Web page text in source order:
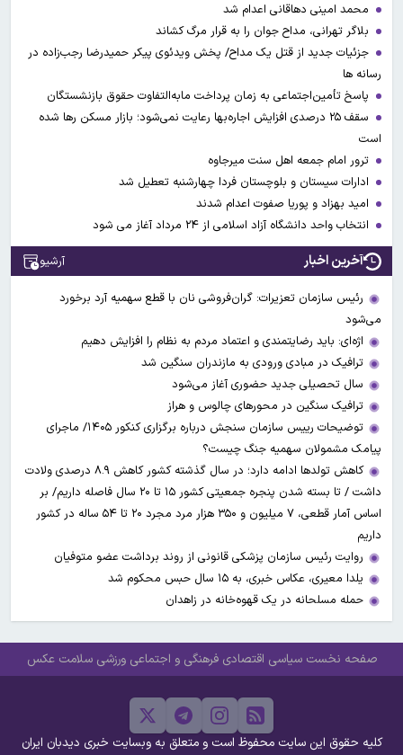
محمد امینی دهاقانی اعدام شد
بلاگر تهرانی، مداح جوان را به قرار مرگ کشاند
جزئیات جدید از قتل یک مداح/ پخش ویدئوی پیکر حمیدرضا رجب‌زاده در
رسانه ها
پاسخ تأمین‌اجتماعی به زمان پرداخت مابه‌التفاوت حقوق بازنشستگان
سقف ۲۵ درصدی افزایش اجاره‌بها رعایت نمی‌شود؛ بازار مسکن رها شده
است
ترور امام جمعه اهل سنت میرجاوه
ادارات سیستان و بلوچستان فردا چهارشنبه تعطیل شد
امید بهزاد و پوریا صفوت اعدام شدند
انتخاب واحد دانشگاه آزاد اسلامی از ۲۴ مرداد آغاز می شود
آخرین اخبار آرشیو
رئیس سازمان تعزیرات: گران‌فروشی نان با قطع سهمیه آرد برخورد
می‌شود
اژه‌ای: باید رضایتمندی و اعتماد مردم به نظام را افزایش دهیم
ترافیک در مبادی ورودی به مازندران سنگین شد
سال تحصیلی جدید حضوری آغاز می‌شود
ترافیک سنگین در محورهای چالوس و هراز
توضیحات رییس سازمان سنجش درباره برگزاری کنکور ۱۴۰۵/ ماجرای
پیامک مشمولان سهمیه جنگ چیست؟
کاهش تولدها ادامه دارد؛ در سال گذشته کشور کاهش ۸.۹ درصدی ولادت
داشت / تا بسته شدن پنجره جمعیتی کشور ۱۵ تا ۲۰ سال فاصله داریم/ بر
اساس آمار قطعی، ۷ میلیون و ۳۵۰ هزار مرد مجرد ۲۰ تا ۵۴ ساله در کشور
داریم
روایت رئیس سازمان پزشکی قانونی از روند برداشت عضو متوفیان
یلدا معیری، عکاس خبری، به ۱۵ سال حبس محکوم شد
حمله مسلحانه در یک قهوه‌خانه در زاهدان
صفحه نخست سیاسی اقتصادی فرهنگی و اجتماعی ورزشی سلامت عکس
کلیه حقوق این سایت محفوظ است و متعلق به وبسایت خبری دیدبان ایران